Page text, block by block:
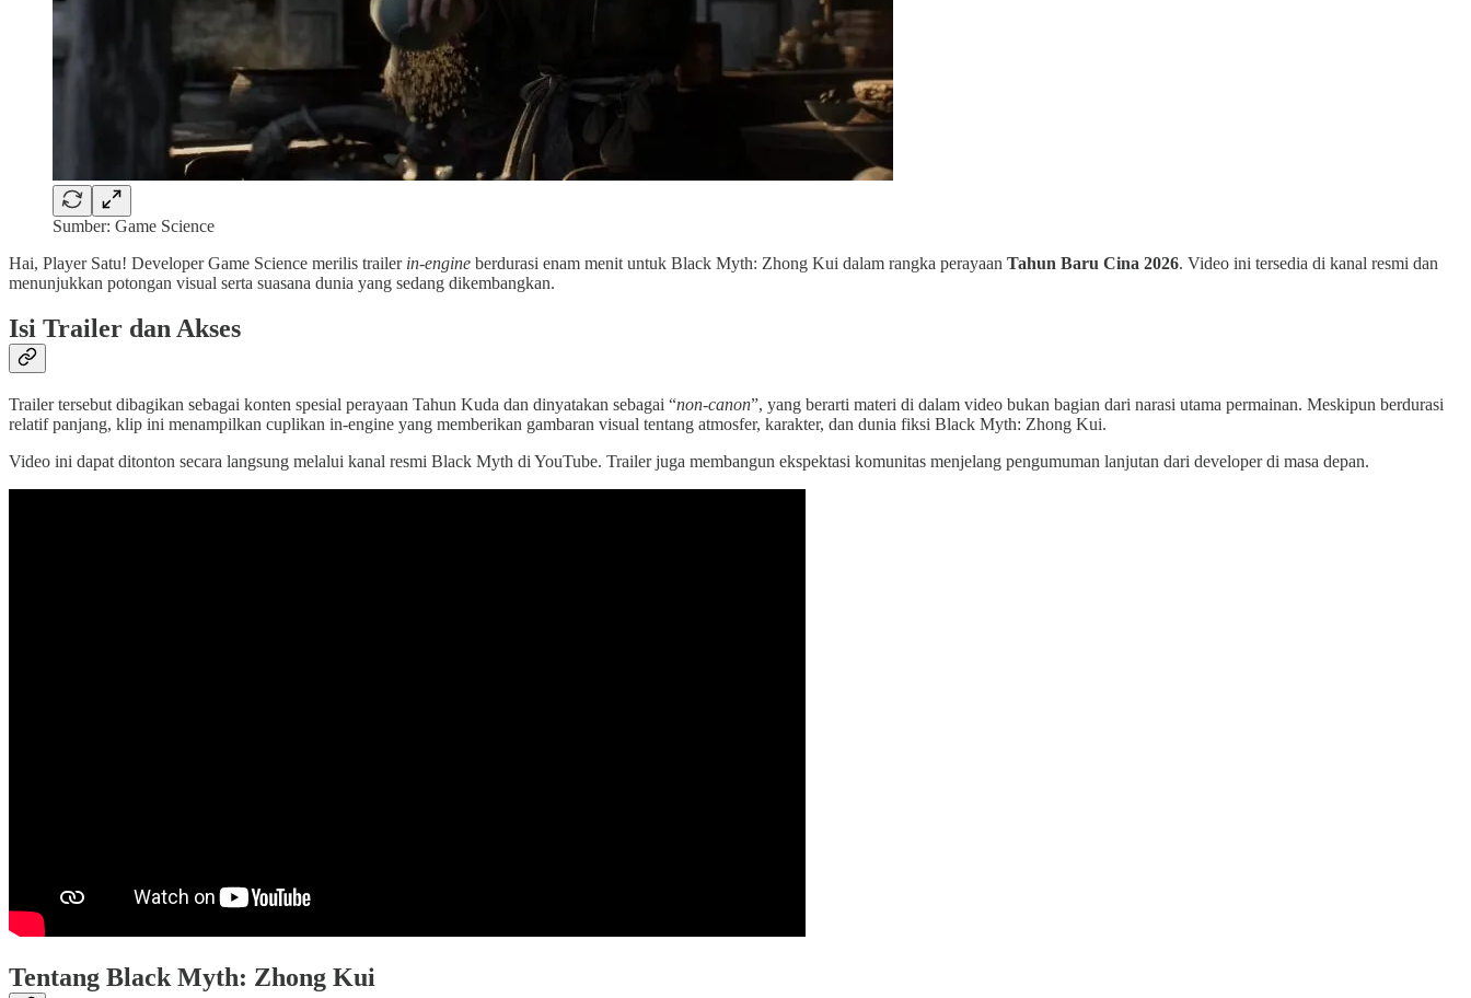
Sumber: Game Science
Hai, Player Satu! Developer Game Science merilis trailer in-engine berdurasi enam menit untuk Black Myth: Zhong Kui dalam rangka perayaan Tahun Baru Cina 2026. Video ini tersedia di kanal resmi dan
menunjukkan potongan visual serta suasana dunia yang sedang dikembangkan.
Isi Trailer dan Akses
Trailer tersebut dibagikan sebagai konten spesial perayaan Tahun Kuda dan dinyatakan sebagai “non-canon”, yang berarti materi di dalam video bukan bagian dari narasi utama permainan. Meskipun berdurasi
relatif panjang, klip ini menampilkan cuplikan in-engine yang memberikan gambaran visual tentang atmosfer, karakter, dan dunia fiksi Black Myth: Zhong Kui.
Video ini dapat ditonton secara langsung melalui kanal resmi Black Myth di YouTube. Trailer juga membangun ekspektasi komunitas menjelang pengumuman lanjutan dari developer di masa depan.
Tentang Black Myth: Zhong Kui